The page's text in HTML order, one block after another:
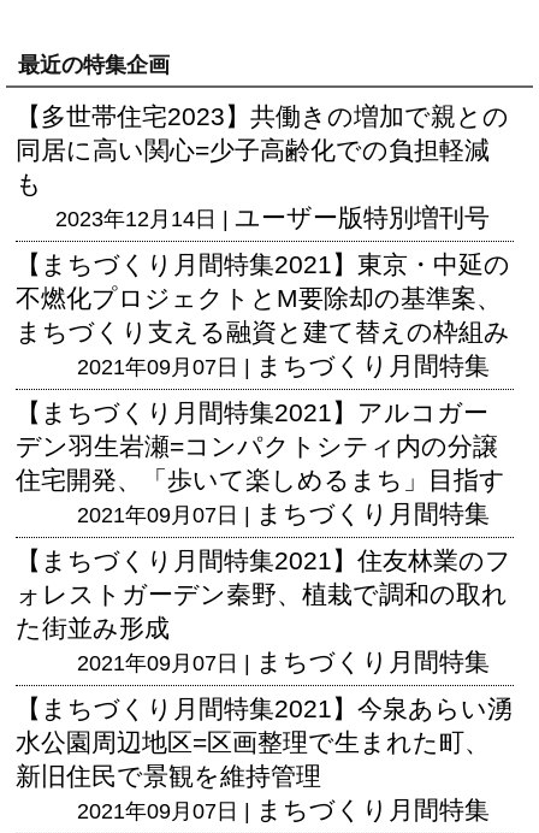
最近の特集企画
【多世帯住宅2023】共働きの増加で親との
同居に高い関心=少子高齢化での負担軽減
も
2023年12月14日 | ユーザー版特別増刊号
【まちづくり月間特集2021】東京・中延の
不燃化プロジェクトとM要除却の基準案、
まちづくり支える融資と建て替えの枠組み
2021年09月07日 | まちづくり月間特集
【まちづくり月間特集2021】アルコガー
デン羽生岩瀬=コンパクトシティ内の分譲
住宅開発、「歩いて楽しめるまち」目指す
2021年09月07日 | まちづくり月間特集
【まちづくり月間特集2021】住友林業のフ
ォレストガーデン秦野、植栽で調和の取れ
た街並み形成
2021年09月07日 | まちづくり月間特集
【まちづくり月間特集2021】今泉あらい湧
水公園周辺地区=区画整理で生まれた町、
新旧住民で景観を維持管理
2021年09月07日 | まちづくり月間特集